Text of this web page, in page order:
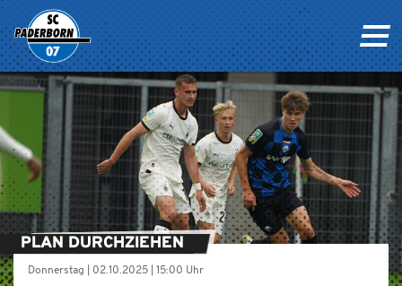
PLAN DURCHZIEHEN
Donnerstag | 02.10.2025 | 15:00 Uhr